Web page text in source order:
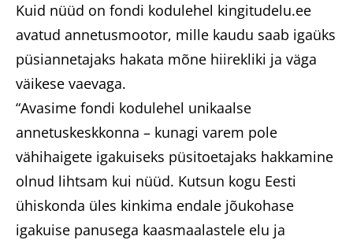
Kuid nüüd on fondi kodulehel kingitudelu.ee
avatud annetusmootor, mille kaudu saab igaüks
püsiannetajaks hakata mõne hiirekliki ja väga
väikese vaevaga.
“Avasime fondi kodulehel unikaalse
annetuskeskkonna – kunagi varem pole
vähihaigete igakuiseks püsitoetajaks hakkamine
olnud lihtsam kui nüüd. Kutsun kogu Eesti
ühiskonda üles kinkima endale jõukohase
igakuise panusega kaasmaalastele elu ja